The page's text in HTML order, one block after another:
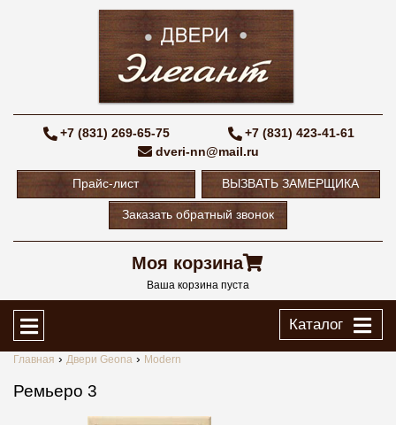
+7 (831) 269-65-75
+7 (831) 423-41-61
dveri-nn@mail.ru
Прайс-лист ВЫЗВАТЬ ЗАМЕРЩИКА
Заказать обратный звонок
Моя корзина
Ваша корзина пуста
Каталог
Главная Двери Geona Modern
Ремьеро 3